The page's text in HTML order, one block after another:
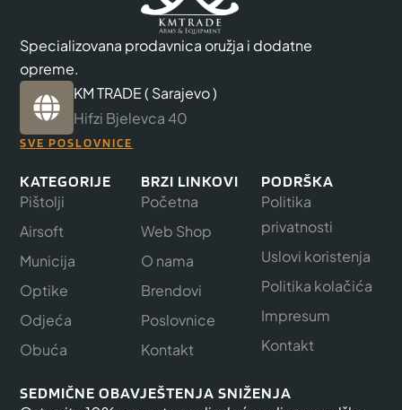
Specializovana prodavnica oružja i dodatne
opreme.
KM TRADE ( Sarajevo )
Hifzi Bjelevca 40
SVE POSLOVNICE
KATEGORIJE
Pištolji
Airsoft
Municija
Optike
Odjeća
Obuća
BRZI LINKOVI
Početna
Web Shop
O nama
Brendovi
Poslovnice
Kontakt
PODRŠKA
Politika
privatnosti
Uslovi koristenja
Politika kolačića
Impresum
Kontakt
SEDMIČNE OBAVJEŠTENJA SNIŽENJA